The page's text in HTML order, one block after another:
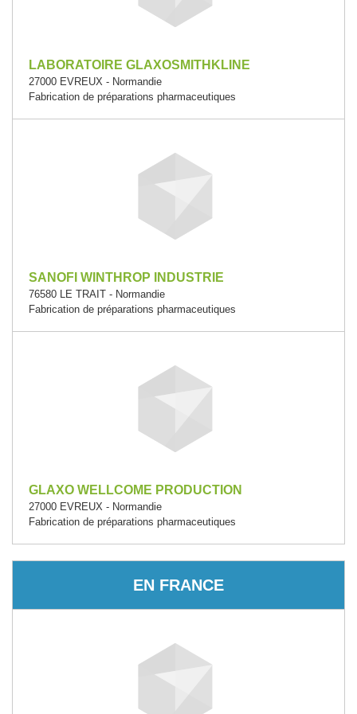
LABORATOIRE GLAXOSMITHKLINE
27000 EVREUX - Normandie
Fabrication de préparations pharmaceutiques
SANOFI WINTHROP INDUSTRIE
76580 LE TRAIT - Normandie
Fabrication de préparations pharmaceutiques
GLAXO WELLCOME PRODUCTION
27000 EVREUX - Normandie
Fabrication de préparations pharmaceutiques
EN FRANCE